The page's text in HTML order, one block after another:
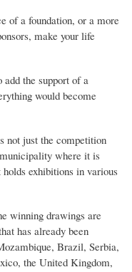
a foundation, or a more
make your life
the support of a
would become
just the competition
where it is
exhibitions in various
drawings are
has already been
Brazil, Serbia,
the United Kingdom,